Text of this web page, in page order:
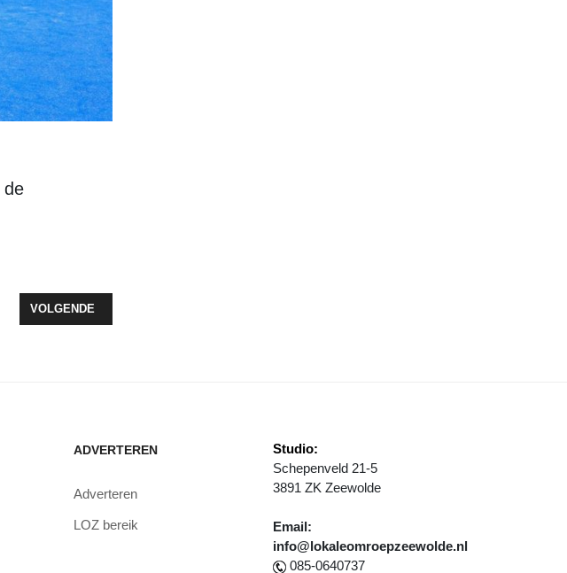
VOLGENDE ARTIKEL: REGIOFINALES VAN STREET VOETBAL GESPEELD OP RAADHUISPLEIN
VOLGENDE
ADVERTEREN
Adverteren
LOZ bereik
Studio:
Schepenveld 21-5
3891 ZK Zeewolde
Email:
info@lokaleomroepzeewolde.nl
085-0640737